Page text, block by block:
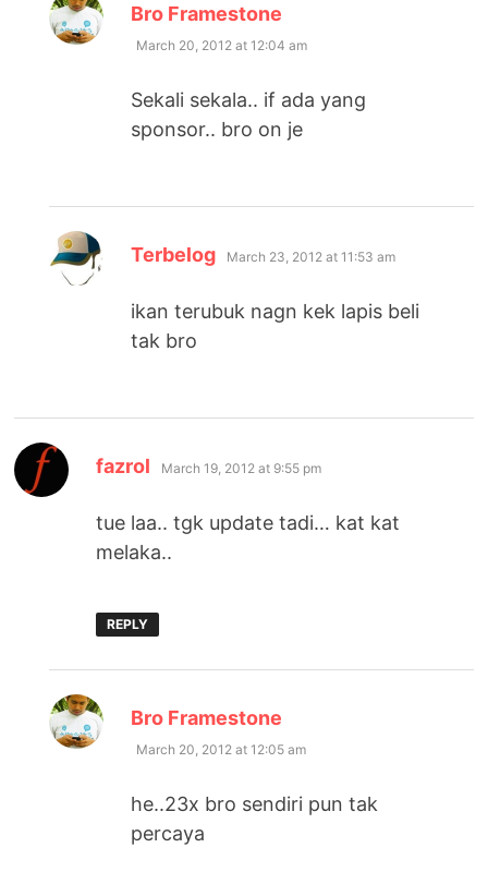
Bro Framestone
March 20, 2012 at 12:04 am
Sekali sekala.. if ada yang
sponsor.. bro on je
Terbelog says:
March 23, 2012 at 11:53 am
ikan terubuk nagn kek lapis beli
tak bro
fazrol says:
March 19, 2012 at 9:55 pm
tue laa.. tgk update tadi… kat kat
melaka..
REPLY
Bro Framestone
March 20, 2012 at 12:05 am
he..23x bro sendiri pun tak
percaya